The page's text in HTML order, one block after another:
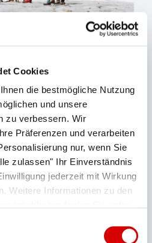
Cookies
die bestmögliche Nutzung
und unsere
zu verbessern. Wir
Präferenzen und verarbeiten
nur, wenn Sie
zulassen" Ihr Einverständnis
jederzeit mit Wirkung
Weitere Informationen zu den
Klima-
VIVALPIN
Bergschule VIVALPIN
mit auf eine Reise durch
Teilnehmer werden die
Würmeiszeit (vor 11.000
Versteinerungen aus
Zeit und vieles mehr.